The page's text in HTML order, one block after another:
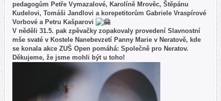
pedagogům Petře Vymazalové, Karolíně Mrověc, Štěpánu
Kudelovi, Tomáši Jandlovi a korepetitorům Gabriele Vraspírové
Vorbové a Petru Kašparovi
V něděli 31.5. pak zpěvačky zopakovaly provedení Slavnostní
mše svaté v Kostele Nanebevzetí Panny Marie v Neratově, kde
se konala akce ZUŠ Open pomáhá: Společně pro Neratov.
Děkujeme, že jsme mohli být u toho!